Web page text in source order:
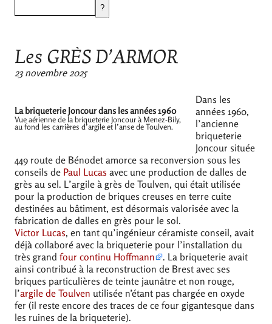
Les GRÈS D’ARMOR
23 novembre 2025
La briqueterie Joncour dans les années 1960
Vue aérienne de la briqueterie Joncour à Menez-Bily,
au fond les carrières d’argile et l’anse de Toulven.
Dans les
années 1960,
l’ancienne
briqueterie
Joncour située
449 route de Bénodet amorce sa reconversion sous les
conseils de Paul Lucas avec une production de dalles de
grès au sel. L’argile à grès de Toulven, qui était utilisée
pour la production de briques creuses en terre cuite
destinées au bâtiment, est désormais valorisée avec la
fabrication de dalles en grès pour le sol.
Victor Lucas, en tant qu’ingénieur céramiste conseil, avait
déjà collaboré avec la briqueterie pour l’installation du
très grand four continu Hoffmann
. La briqueterie avait
ainsi contribué à la reconstruction de Brest avec ses
briques particulières de teinte jaunâtre et non rouge,
l’argile de Toulven utilisée n’étant pas chargée en oxyde
fer (il reste encore des traces de ce four gigantesque dans
les ruines de la briqueterie).